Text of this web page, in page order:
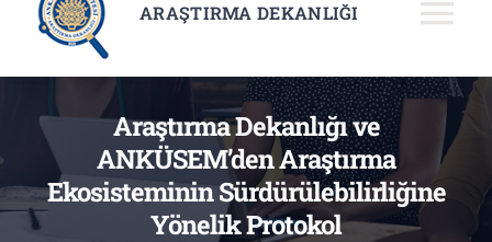
ARAŞTIRMA DEKANLIĞI
HAKKIMIZDA
ARAŞTIRMA
YAYIN
Araştırma Dekanlığı ve
ANKÜSEM’den Araştırma
Ekosisteminin Sürdürülebilirliğine
Yönelik Protokol